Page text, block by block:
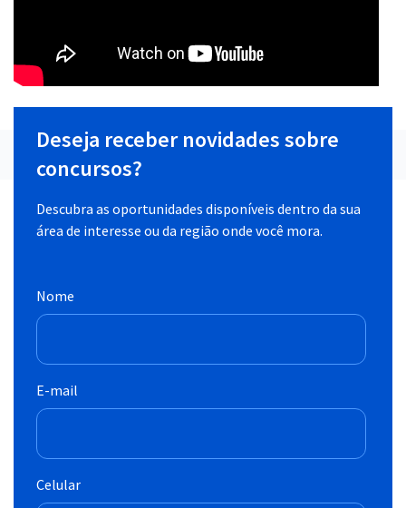
Deseja receber novidades sobre
concursos?
Descubra as oportunidades disponíveis dentro da sua
área de interesse ou da região onde você mora.
Nome
E-mail
Celular